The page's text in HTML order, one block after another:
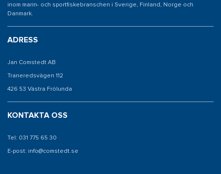
inom marin- och sportfiskebranschen i Sverige, Finland, Norge och
Danmark.
ADRESS
Jan Comstedt AB
Traneredsvägen 112
426 53 Västra Frölunda
KONTAKTA OSS
Tel: 031 775 65 30
E-post: info@comstedt.se